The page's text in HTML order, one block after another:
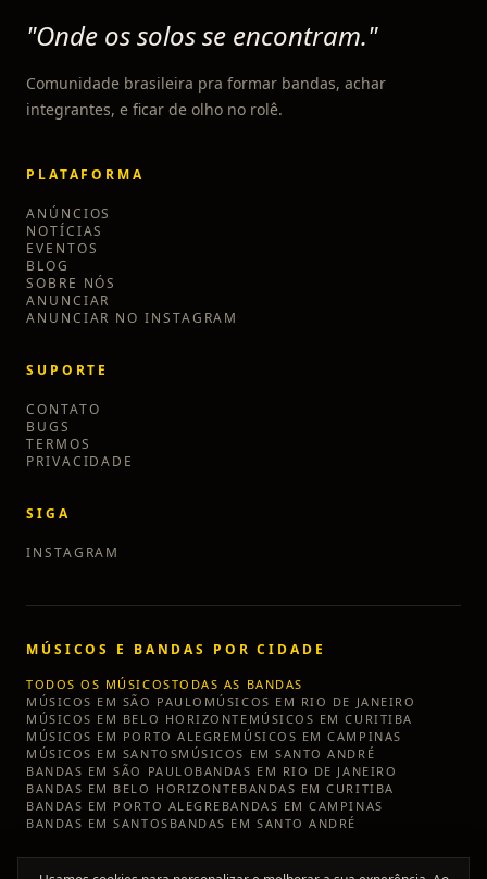
"Onde os solos se encontram."
Comunidade brasileira pra formar bandas, achar
integrantes, e ficar de olho no rolê.
PLATAFORMA
ANÚNCIOS
NOTÍCIAS
EVENTOS
BLOG
SOBRE NÓS
ANUNCIAR
ANUNCIAR NO INSTAGRAM
SUPORTE
CONTATO
BUGS
TERMOS
PRIVACIDADE
SIGA
INSTAGRAM
MÚSICOS E BANDAS POR CIDADE
TODOS OS MÚSICOSTODAS AS BANDAS
MÚSICOS EM SÃO PAULO MÚSICOS EM RIO DE JANEIRO
MÚSICOS EM BELO HORIZONTE MÚSICOS EMCURITIBA
MÚSICOS EM PORTO ALEGREMÚSICOS EMCAMPINAS
MÚSICOS EM SANTOSMÚSICOS EMSANTO ANDRÉ
BANDAS EMSÃO PAULO BANDAS EM RIO DE JANEIRO
BANDAS EM BELO HORIZONTE BANDAS EMCURITIBA
BANDAS EM PORTO ALEGRE BANDAS EMCAMPINAS
BANDAS EMSANTOS BANDAS EMSANTO ANDRÉ